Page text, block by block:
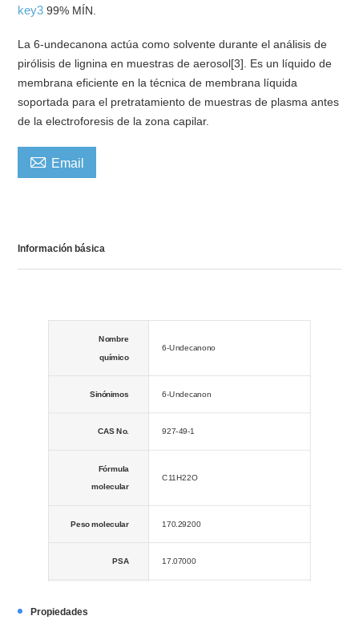
key399% MÍN.
La 6-undecanona actúa como solvente durante el análisis de
pirólisis de lignina en muestras de aerosol[3]. Es un líquido de
membrana eficiente en la técnica de membrana líquida
soportada para el pretratamiento de muestras de plasma antes
de la electroforesis de la zona capilar.
 Email
Información básica
Nombre
químico
6-Undecanono
Sinónimos 6-Undecanon
CAS No. 927-49-1
Fórmula
molecular
C11H22O
Peso molecular 170.29200
PSA 17.07000
Propiedades